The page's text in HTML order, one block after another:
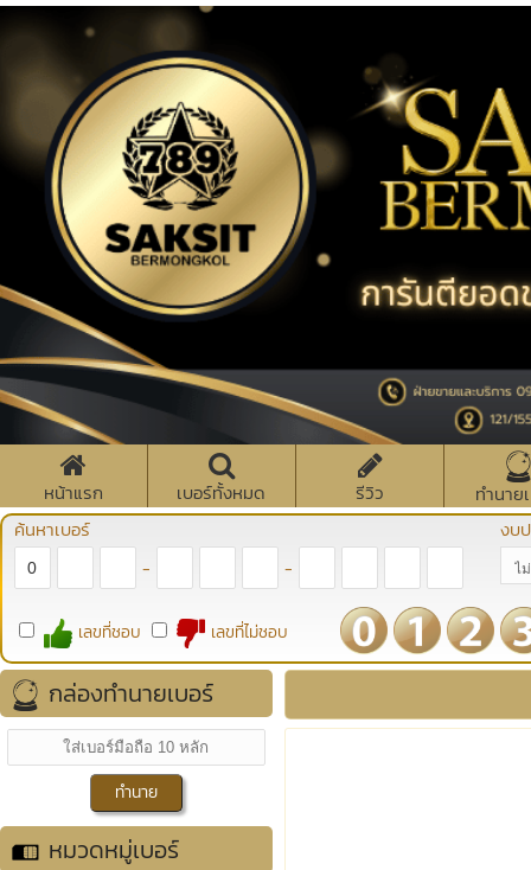
หน้าแรก เบอร์ทั้งหมด รีวิว
ทำนาย
ค้นหาเบอร์
- -
งบ
เลขที่ชอบ เลขที่ไม่ชอบ
กล่องทำนายเบอร์
หมวดหมู่เบอร์